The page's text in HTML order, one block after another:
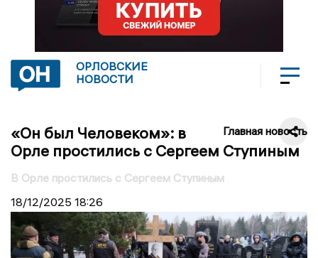
ОРЛОВСКИЕ
НОВОСТИ
Главная новость
«Он был Человеком»: в
Орле простились с Сергеем Ступиным
В Орле простились с Сергеем Ступиным
18/12/2025 18:26